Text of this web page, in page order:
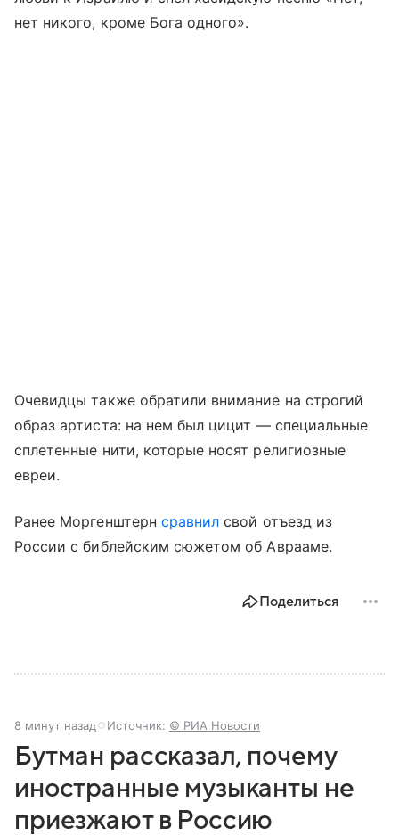
нет никого, кроме Бога одного».
Очевидцы также обратили внимание на строгий
образ артиста: на нем был цицит — специальные
сплетенные нити, которые носят религиозные
евреи.
Ранее Моргенштерн сравнил свой отъезд из
России с библейским сюжетом об Аврааме.
Поделиться
8 минут назад Источник: © РИА Новости
Бутман рассказал, почему
иностранные музыканты не
приезжают в Россию